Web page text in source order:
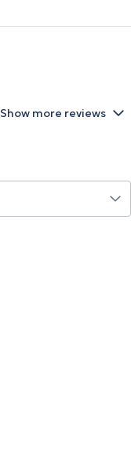
Show more reviews